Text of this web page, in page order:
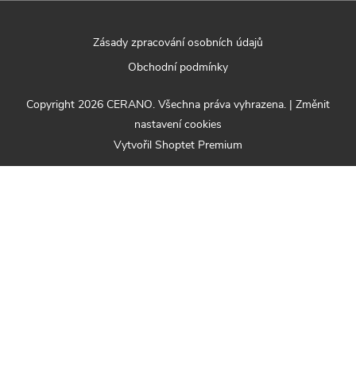
Zásady zpracování osobních údajů
Obchodní podmínky
Vytvořil Shoptet Premium
Copyright 2026 CERANO. Všechna práva vyhrazena. | Změnit
nastavení cookies